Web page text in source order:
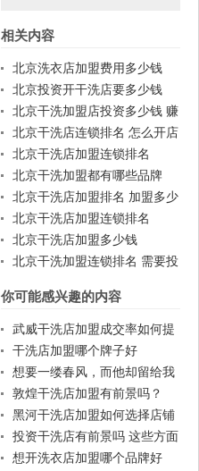
篇
相关内容
北京洗衣店加盟费用多少钱
北京投资开干洗店要多少钱
北京干洗加盟店投资多少钱 赚
钱吗
北京干洗店连锁排名 怎么开店
北京干洗店加盟连锁排名
北京干洗加盟都有哪些品牌
北京干洗店加盟排名 加盟多少
钱
北京干洗店加盟连锁排名
北京干洗店加盟多少钱
北京干洗加盟连锁排名 需要投
你可能感兴趣的内容
武威干洗店加盟成交率如何提
高？
干洗店加盟哪个牌子好
想要一缕春风，而他却留给我
一个冬季的臭衣服
敦煌干洗店加盟有前景吗？
黑河干洗店加盟如何选择店铺
地址
投资干洗店有前景吗 这些方面
才是真正原因
想开洗衣店加盟哪个品牌好